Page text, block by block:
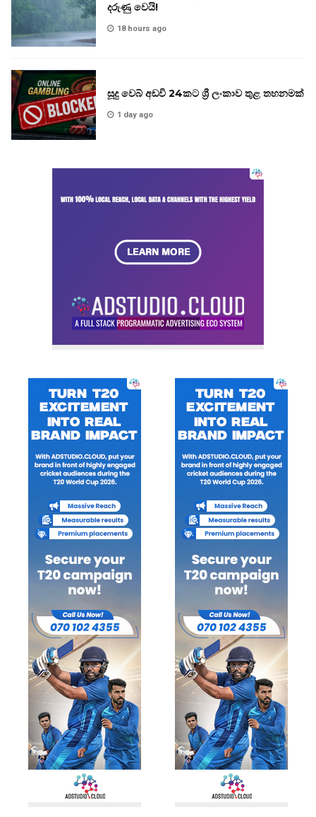
දරුණු වෙයි!
18 hours ago
සූදු වෙබ් අඩවි 24කට ශ්‍රී ලංකාව තුළ තහනමක්
1 day ago